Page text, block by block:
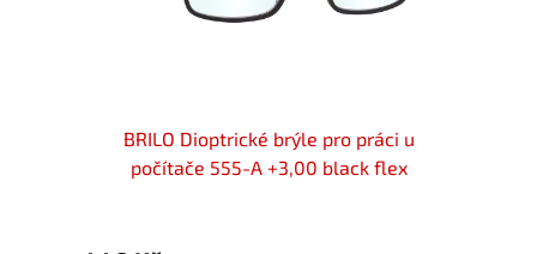
BRILO Dioptrické brýle pro práci u
počítače 555-A +3,00 black flex